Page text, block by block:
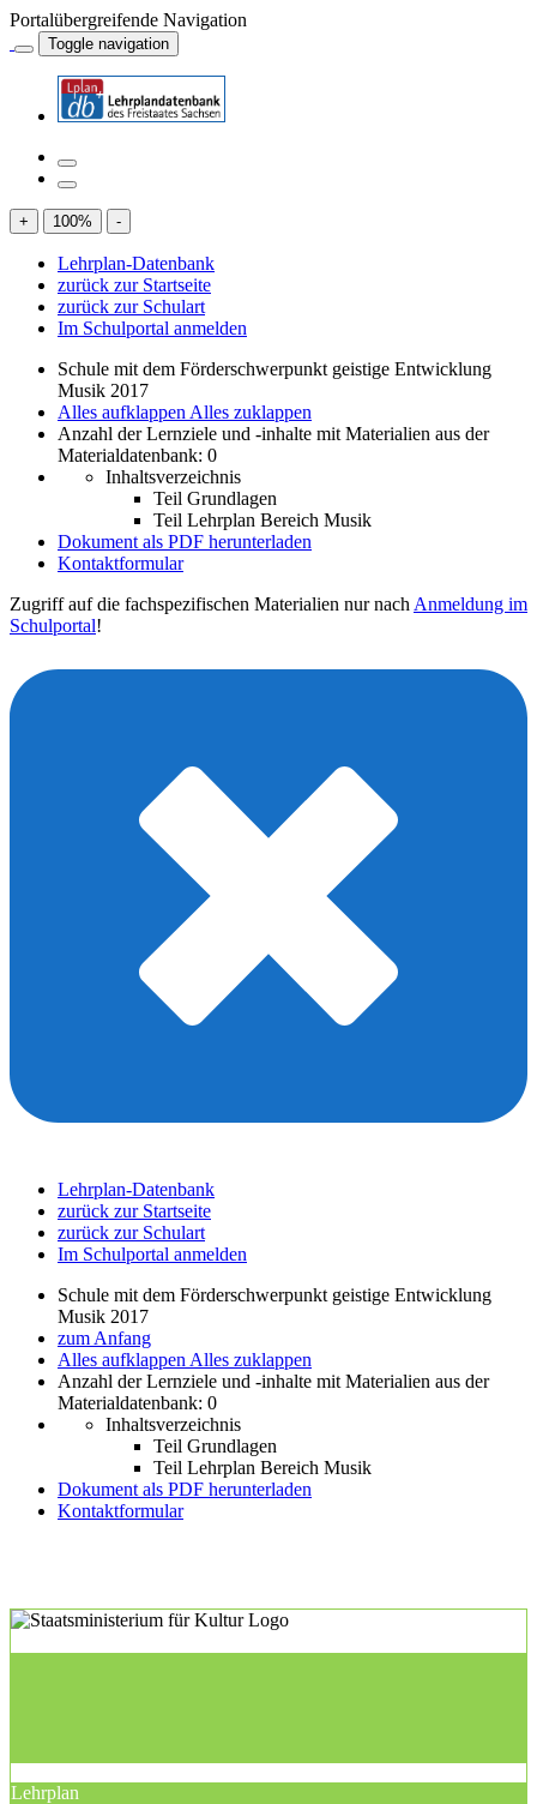
Portalübergreifende Navigation
Toggle navigation
+ 100% -
Lehrplan-Datenbank
zurück zur Startseite
zurück zur Schulart
Im Schulportal anmelden
Schule mit dem Förderschwerpunkt geistige Entwicklung
Musik 2017
Alles aufklappen Alles zuklappen
Anzahl der Lernziele und -inhalte mit Materialien aus der
Materialdatenbank: 0
Inhaltsverzeichnis
Teil Grundlagen
Teil Lehrplan Bereich Musik
Dokument als PDF herunterladen
Kontaktformular
Zugriff auf die fachspezifischen Materialien nur nach Anmeldung im
Schulportal!
Lehrplan-Datenbank
zurück zur Startseite
zurück zur Schulart
Im Schulportal anmelden
Schule mit dem Förderschwerpunkt geistige Entwicklung
Musik 2017
zum Anfang
Alles aufklappen Alles zuklappen
Anzahl der Lernziele und -inhalte mit Materialien aus der
Materialdatenbank: 0
Inhaltsverzeichnis
Teil Grundlagen
Teil Lehrplan Bereich Musik
Dokument als PDF herunterladen
Kontaktformular
Lehrplan